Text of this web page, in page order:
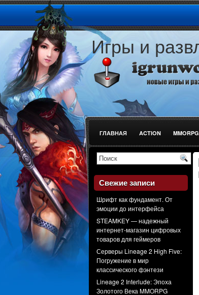
Игры и
ГЛАВНАЯ ACTION MMORPG
СТРЕЛЯЛКИ
Свежие записи
Шрифт как фундамент. От
эмоции до интерфейса
STEAMKEY — надежный
интернет-магазин цифровых
товаров для геймеров
Серверы Lineage 2 High Five:
Погружение в мир
классического фэнтези
Lineage 2 Interlude: Эпоха
Золотого Века MMORPG